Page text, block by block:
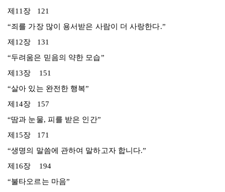
제11장 121
“죄를 가장 많이 용서받은 사람이 더 사랑한다.”
제12장 131
“두려움은 믿음의 약한 모습”
제13장 151
“살아 있는 완전한 행복”
제14장 157
“땀과 눈물, 피를 받은 인간”
제15장 171
“생명의 말씀에 관하여 말하고자 합니다.”
제16장 194
“불타오르는 마음”